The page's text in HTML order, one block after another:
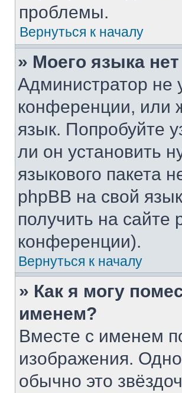
проблемы.
Вернуться к началу
» Моего языка
Администратор не
конференции, или
язык. Попробуйте
ли он установить
языкового пакета
phpBB на свой
получить на сайте
конференции).
Вернуться к началу
» Как я могу
именем?
Вместе с именем
изображения.
обычно это